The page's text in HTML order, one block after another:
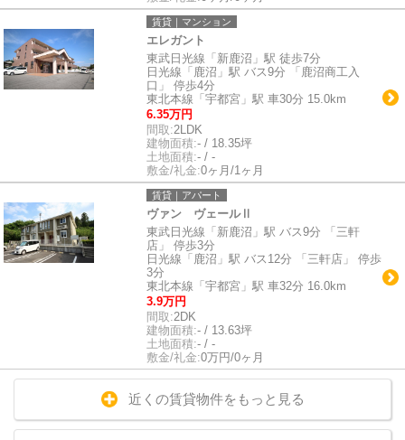
賃貸｜マンション
エレガント
東武日光線「新鹿沼」駅 徒歩7分
日光線「鹿沼」駅 バス9分 「鹿沼商工入
口」 停歩4分
東北本線「宇都宮」駅 車30分 15.0km
6.35万円
間取:2LDK
建物面積:- / 18.35坪
土地面積:- / -
敷金/礼金:0ヶ月/1ヶ月
賃貸｜アパート
ヴァン ヴェールⅡ
東武日光線「新鹿沼」駅 バス9分 「三軒
店」 停歩3分
日光線「鹿沼」駅 バス12分 「三軒店」 停歩
3分
東北本線「宇都宮」駅 車32分 16.0km
3.9万円
間取:2DK
建物面積:- / 13.63坪
土地面積:- / -
敷金/礼金:0万円/0ヶ月
近くの賃貸物件をもっと見る